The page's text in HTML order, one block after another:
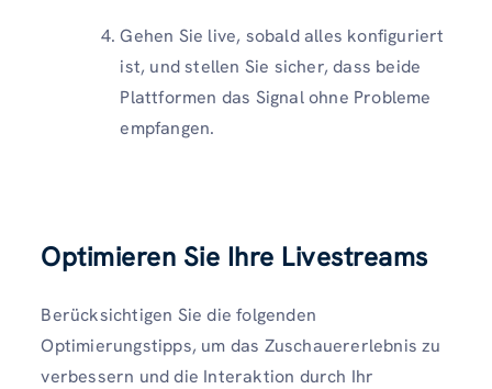
Gehen Sie live, sobald alles konfiguriert
ist, und stellen Sie sicher, dass beide
Plattformen das Signal ohne Probleme
empfangen.
Optimieren Sie Ihre Livestreams
Berücksichtigen Sie die folgenden
Optimierungstipps, um das Zuschauererlebnis zu
verbessern und die Interaktion durch Ihr